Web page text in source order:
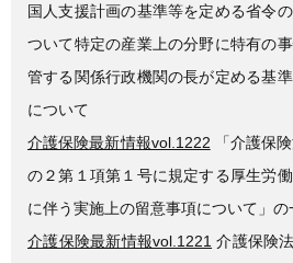
国人支援計画の基準等を定める省令
ついて特定の産業上の分野に特有の
管する関係行政機関の長が定める基
について
介護保険最新情報vol.1222 「介護保
の２第１項第１号に規定する厚生労
に伴う実施上の留意事項について」
介護保険最新情報vol.1221 介護保険